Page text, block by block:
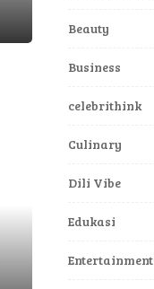
Beauty
Business
celebrithink
Culinary
Dili Vibe
Edukasi
Entertainment